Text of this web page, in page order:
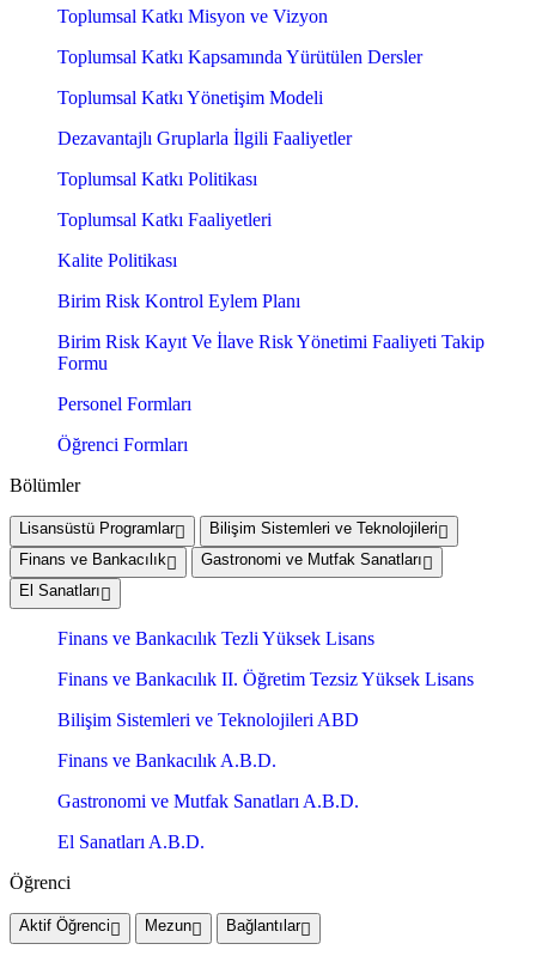
Toplumsal Katkı Misyon ve Vizyon
Toplumsal Katkı Kapsamında Yürütülen Dersler
Toplumsal Katkı Yönetişim Modeli
Dezavantajlı Gruplarla İlgili Faaliyetler
Toplumsal Katkı Politikası
Toplumsal Katkı Faaliyetleri
Kalite Politikası
Birim Risk Kontrol Eylem Planı
Birim Risk Kayıt Ve İlave Risk Yönetimi Faaliyeti Takip
Formu
Personel Formları
Öğrenci Formları
Bölümler
Lisansüstü Programlar
Bilişim Sistemleri ve Teknolojileri
Finans ve Bankacılık
Gastronomi ve Mutfak Sanatları
El Sanatları
Finans ve Bankacılık Tezli Yüksek Lisans
Finans ve Bankacılık II. Öğretim Tezsiz Yüksek Lisans
Bilişim Sistemleri ve Teknolojileri ABD
Finans ve Bankacılık A.B.D.
Gastronomi ve Mutfak Sanatları A.B.D.
El Sanatları A.B.D.
Öğrenci
Aktif Öğrenci Mezun Bağlantılar